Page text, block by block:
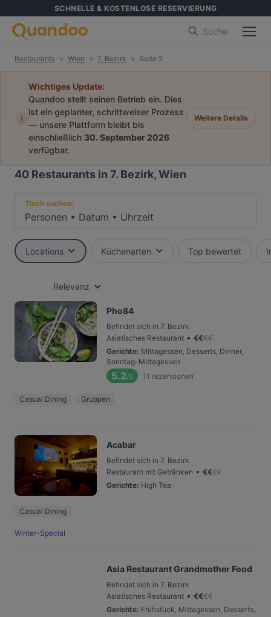
SCHNELLE & KOSTENLOSE RESERVIERUNG
Suche
Restaurants Wien 7. Bezirk Seite 2
i
Wichtiges Update:
Quandoo stellt seinen Betrieb ein. Dies
ist ein geplanter, schrittweiser Prozess
— unsere Plattform bleibt bis
einschließlich 30. September 2026
verfügbar.
Weitere Details
40 Restaurants in 7. Bezirk, Wien
Tisch suchen:
Personen • Datum • Uhrzeit
Locations Küchenarten Top bewertet
Relevanz
Pho84
Befindet sich in 7. Bezirk
Asiatisches Restaurant • €€€€
Gerichte: Mittagessen, Desserts, Dinner,
Sonntag-Mittagessen
5.2/6 11 rezensionen
Casual Dining Gruppen
Acabar
Befindet sich in 7. Bezirk
Restaurant mit Getränken • €€€€
Gerichte: High Tea
Casual Dining
Winter-Special
Asia Restaurant Grandmother Food
Befindet sich in 7. Bezirk
Asiatisches Restaurant • €€€€
Gerichte: Frühstück, Mittagessen, Desserts,